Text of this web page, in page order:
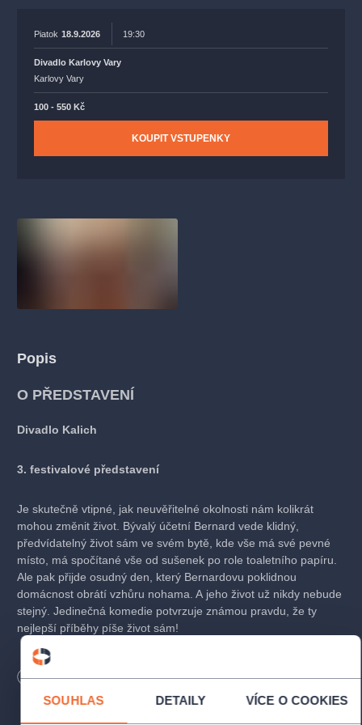
SOUHLAS DETAILY VÍCE O COOKIES
Piatok 18.9.2026 19:30
Divadlo Karlovy Vary
Karlovy Vary
100 - 550 Kč
KOUPIT VSTUPENKY
Popis
O PŘEDSTAVENÍ
Divadlo Kalich
3. festivalové představení
Je skutečně vtipné, jak neuvěřitelné okolnosti nám kolikrát
mohou změnit život. Bývalý účetní Bernard vede klidný,
předvídatelný život sám ve svém bytě, kde vše má své pevné
místo, má spočítané vše od sušenek po role toaletního papíru.
Ale pak přijde osudný den, který Bernardovu poklidnou
domácnost obrátí vzhůru nohama. A jeho život už nikdy nebude
stejný. Jedinečná komedie potvrzuje známou pravdu, že ty
nejlepší příběhy píše život sám!
Tvůrci a účinkující
AutorLaetitia Colombani
Délka 105 minut